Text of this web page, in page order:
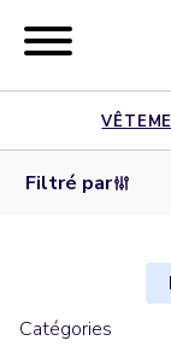
Filtré par
Catégories